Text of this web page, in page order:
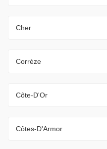
Cher
Corrèze
Côte-D'Or
Côtes-D'Armor